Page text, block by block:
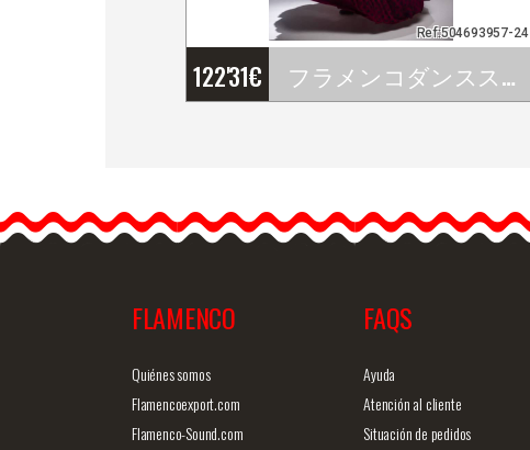
122'31€ フラメンコダンススカ－ト Cala con Fajín. Davedans
Ref:504693957-24
Calacon fajin…
FLAMENCO
Quiénes somos
Flamencoexport.com
Flamenco-Sound.com
FAQS
Ayuda
Atención al cliente
Situación de pedidos